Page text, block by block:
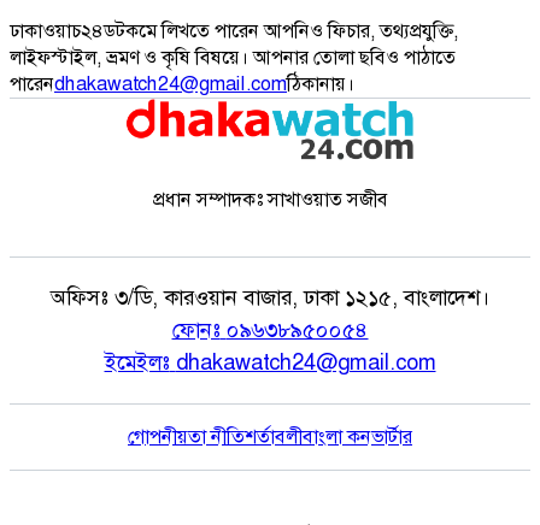
ঢাকাওয়াচ২৪ডটকমে লিখতে পারেন আপনিও ফিচার, তথ্যপ্রযুক্তি,
লাইফস্টাইল, ভ্রমণ ও কৃষি বিষয়ে। আপনার তোলা ছবিও পাঠাতে
পারেনdhakawatch24@gmail.comঠিকানায়।
প্রধান সম্পাদকঃ সাখাওয়াত সজীব
অফিসঃ ৩/ডি, কারওয়ান বাজার, ঢাকা ১২১৫, বাংলাদেশ।
ফোনঃ ০৯৬৩৮৯৫০০৫৪
ইমেইলঃ dhakawatch24@gmail.com
গোপনীয়তা নীতিশর্তাবলীবাংলা কনভার্টার